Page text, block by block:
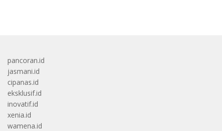
pancoran.id
jasmani.id
cipanas.id
eksklusif.id
inovatif.id
xenia.id
wamena.id